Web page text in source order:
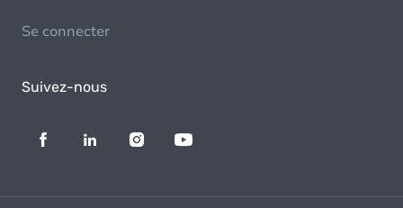
Se connecter
Suivez-nous